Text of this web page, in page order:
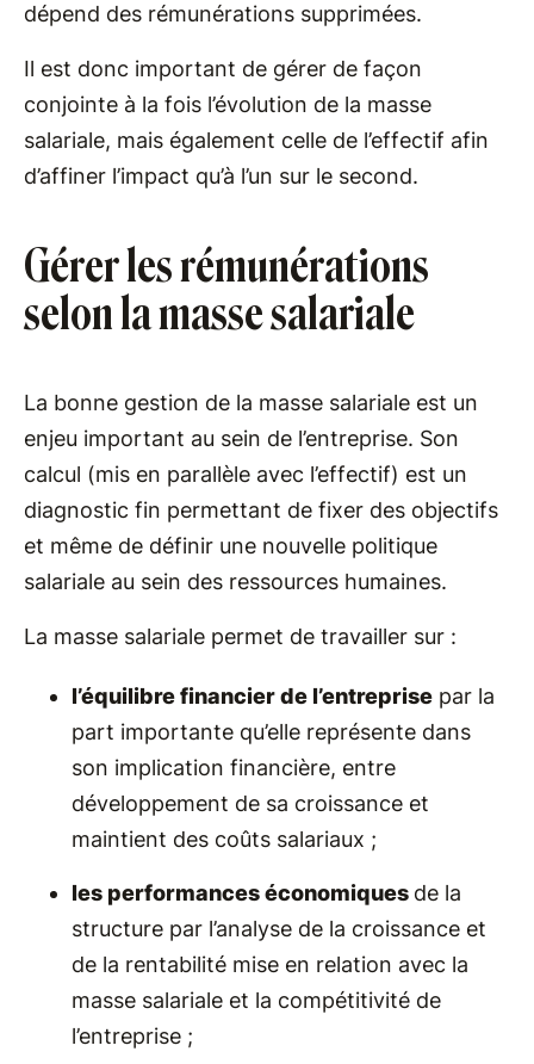
dépend des rémunérations supprimées.
Il est donc important de gérer de façon
conjointe à la fois l’évolution de la masse
salariale, mais également celle de l’effectif afin
d’affiner l’impact qu’à l’un sur le second.
Gérer les rémunérations
selon la masse salariale
La bonne gestion de la masse salariale est un
enjeu important au sein de l’entreprise. Son
calcul (mis en parallèle avec l’effectif) est un
diagnostic fin permettant de fixer des objectifs
et même de définir une nouvelle politique
salariale au sein des ressources humaines.
La masse salariale permet de travailler sur :
l’équilibre financier de l’entreprise par la
part importante qu’elle représente dans
son implication financière, entre
développement de sa croissance et
maintient des coûts salariaux ;
les performances économiques de la
structure par l’analyse de la croissance et
de la rentabilité mise en relation avec la
masse salariale et la compétitivité de
l’entreprise ;